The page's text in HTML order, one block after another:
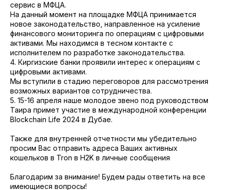
сервис в МФЦА.
На данный момент на площадке МФЦА принимается
новое законодательство, направленное на усиление
финансового мониторинга по операциям с цифровыми
активами. Мы находимся в тесном контакте с
исполнителем по разработке законодательства.
4. Киргизские банки проявили интерес к операциям с
цифровыми активами.
Мы вступили в стадию переговоров для рассмотрения
возможных вариантов сотрудничества.
5. 15-16 апреля наше молодое звено под руководством
Таира примет участие в международной конференции
Blockchain Life 2024 в Дубае.
Также для внутренней отчетности мы убедительно
просим Вас отправить адреса Ваших активных
кошельков в Tron в H2K в личные сообщения
Благодарим за внимание! Будем рады ответить на все
имеющиеся вопросы!